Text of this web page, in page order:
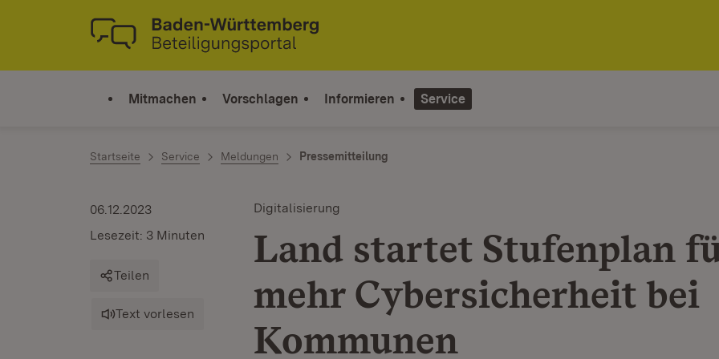
Zum Inhalt springen
Link zur Startseite
Mitmachen Vorschlagen Informieren Service
Startseite Service Meldungen Pressemitteilung
Digitalisierung
Land startet Stufenplan
mehr Cybersicherheit bei
Kommunen
06.12.2023
Lesezeit: 3 Minuten
Teilen
Text vorlesen